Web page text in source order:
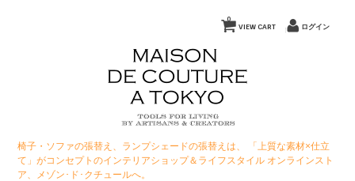
VIEW CART
0
ログイン
椅子・ソファの張替え、ランプシェードの張替えは、 「上質な素材×仕立
て」がコンセプトのインテリアショップ＆ライフスタイル オンラインスト
ア、メゾン･ド･クチュールへ。